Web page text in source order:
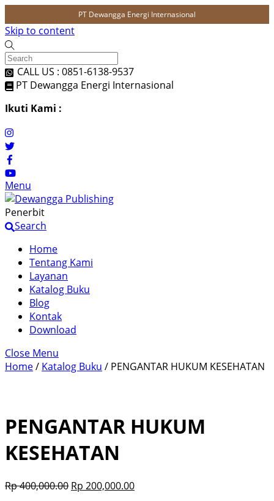
PT Dewangga Energi Internasional
Skip to content
CALL US : 0851-6138-9537
PT Dewangga Energi Internasional
Ikuti Kami :
Menu
Penerbit
Search
Home
Tentang Kami
Layanan
Katalog Buku
Blog
Kontak
Download
Close Menu
Home/ Katalog Buku / PENGANTAR HUKUM KESEHATAN
PENGANTAR HUKUM
KESEHATAN
Rp400,000.00 Rp 200,000.00